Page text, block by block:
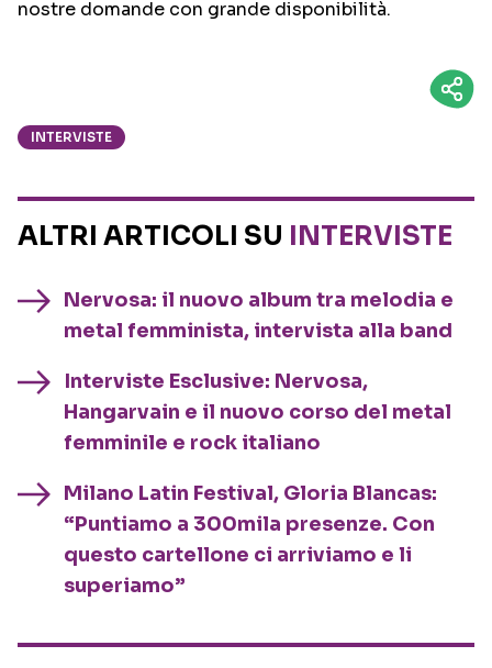
nostre domande con grande disponibilità.
INTERVISTE
ALTRI ARTICOLI SU INTERVISTE
Nervosa: il nuovo album tra melodia e
metal femminista, intervista alla band
Interviste Esclusive: Nervosa,
Hangarvain e il nuovo corso del metal
femminile e rock italiano
Milano Latin Festival, Gloria Blancas:
“Puntiamo a 300mila presenze. Con
questo cartellone ci arriviamo e li
superiamo”